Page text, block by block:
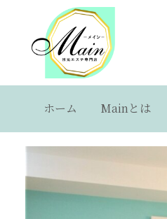
ホーム Mainとは